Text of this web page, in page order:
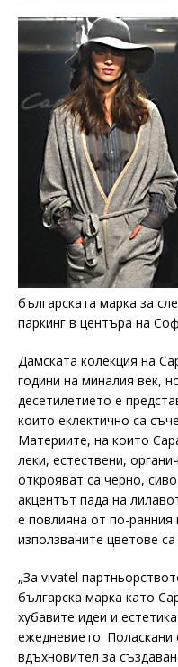
българската марка за
паркинг в центъра на
Дамската колекция на
години на миналия век,
десетилетието е
които еклектично са
Материите, на които
леки, естествени,
открояват са черно,
акцентът пада на
е повлияна от по-ранния
използваните цветове
„За vivatel
българска марка като
хубавите идеи и
ежедневието. Поласкани
вдъхновител за